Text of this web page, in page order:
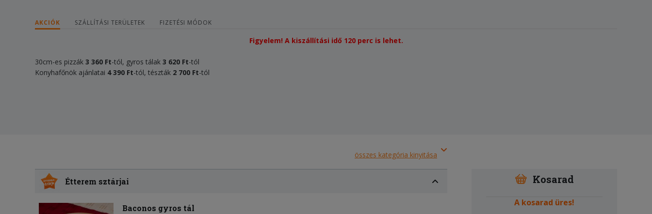
AKCIÓK SZÁLLÍTÁSI TERÜLETEK FIZETÉSI MÓDOK
Figyelem! A kiszállítási idő 120 perc is lehet.
30cm-es pizzák 3 360 Ft-tól, gyros tálak 3 620 Ft-tól
Konyhafőnök ajánlatai 4 390 Ft-tól, tészták 2 700 Ft-tól
összes kategória kinyitása
Étterem sztárjai
Baconos gyros tál
Kosarad
A kosarad üres!